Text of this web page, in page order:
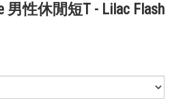
男性休閒短T - Lilac Flash